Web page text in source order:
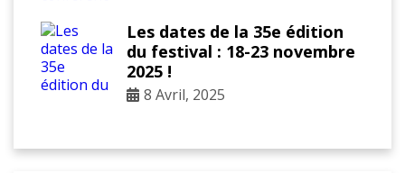
Les dates de la 35e édition
du festival : 18-23 novembre
2025 !
8 Avril, 2025